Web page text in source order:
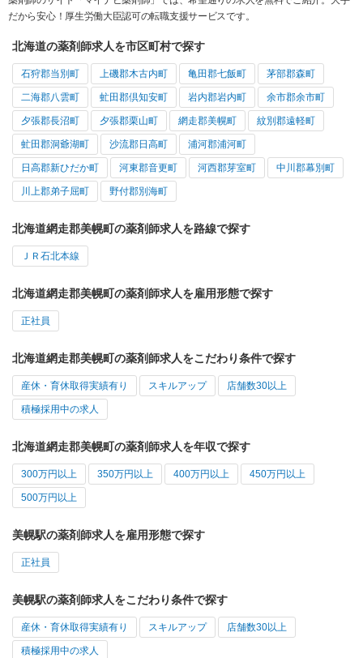
だから安心！厚生労働大臣認可の転職支援サービスです。
北海道の薬剤師求人を市区町村で探す
石狩郡当別町 上磯郡木古内町 亀田郡七飯町 茅部郡森町
二海郡八雲町 虻田郡倶知安町 岩内郡岩内町 余市郡余市町
夕張郡長沼町 夕張郡栗山町 網走郡美幌町 紋別郡遠軽町
虻田郡洞爺湖町 沙流郡日高町 浦河郡浦河町
日高郡新ひだか町 河東郡音更町 河西郡芽室町 中川郡幕別町
川上郡弟子屈町 野付郡別海町
北海道網走郡美幌町の薬剤師求人を路線で探す
ＪＲ石北本線
北海道網走郡美幌町の薬剤師求人を雇用形態で探す
正社員
北海道網走郡美幌町の薬剤師求人をこだわり条件で探す
産休・育休取得実績有り スキルアップ 店舗数30以上
積極採用中の求人
北海道網走郡美幌町の薬剤師求人を年収で探す
300万円以上 350万円以上 400万円以上 450万円以上
500万円以上
美幌駅の薬剤師求人を雇用形態で探す
正社員
美幌駅の薬剤師求人をこだわり条件で探す
産休・育休取得実績有り スキルアップ 店舗数30以上
積極採用中の求人